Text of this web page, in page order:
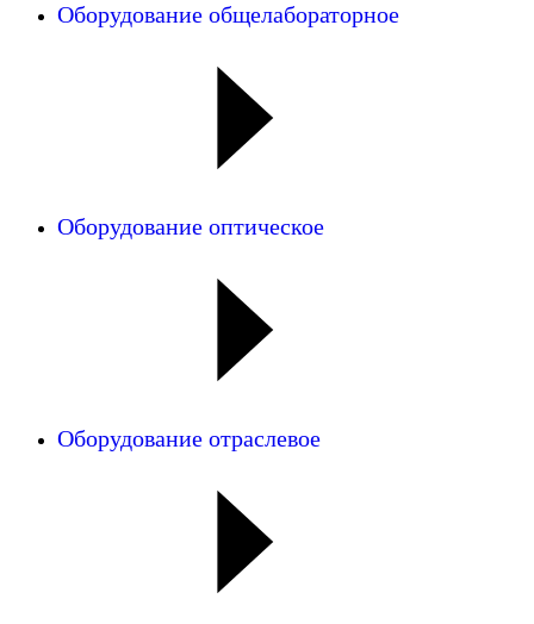
Оборудование общелабораторное
Оборудование оптическое
Оборудование отраслевое